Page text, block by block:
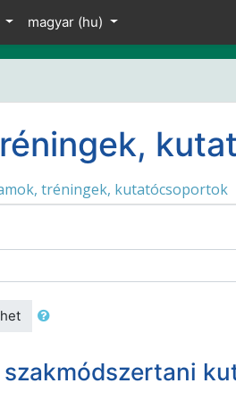
magyar ‎(hu)‎
tréningek, kutatócsoportok